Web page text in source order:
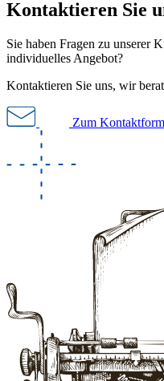
Kontaktieren Sie
Sie haben Fragen zu unserer
individuelles Angebot?
Kontaktieren Sie uns, wir
Zum